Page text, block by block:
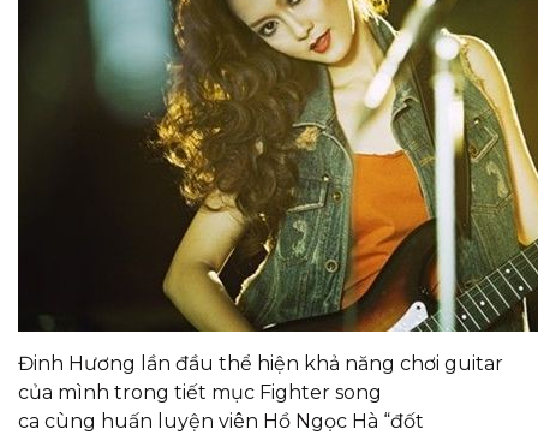
Đinh Hương lần đầu thể hiện khả năng chơi guitar
của mình trong tiết mục Fighter song
ca cùng huấn luyện viên Hồ Ngọc Hà “đốt